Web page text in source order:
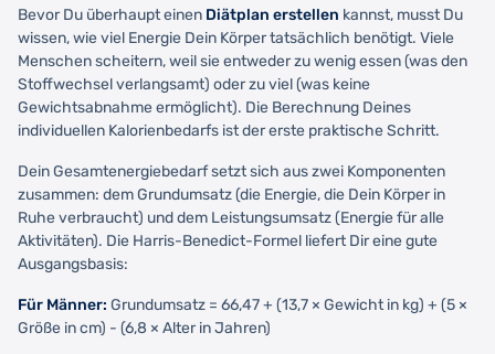
Bevor Du überhaupt einen Diätplan erstellen kannst, musst Du
wissen, wie viel Energie Dein Körper tatsächlich benötigt. Viele
Menschen scheitern, weil sie entweder zu wenig essen (was den
Stoffwechsel verlangsamt) oder zu viel (was keine
Gewichtsabnahme ermöglicht). Die Berechnung Deines
individuellen Kalorienbedarfs ist der erste praktische Schritt.
Dein Gesamtenergiebedarf setzt sich aus zwei Komponenten
zusammen: dem Grundumsatz (die Energie, die Dein Körper in
Ruhe verbraucht) und dem Leistungsumsatz (Energie für alle
Aktivitäten). Die Harris-Benedict-Formel liefert Dir eine gute
Ausgangsbasis:
Für Männer: Grundumsatz = 66,47 + (13,7 × Gewicht in kg) + (5 ×
Größe in cm) - (6,8 × Alter in Jahren)